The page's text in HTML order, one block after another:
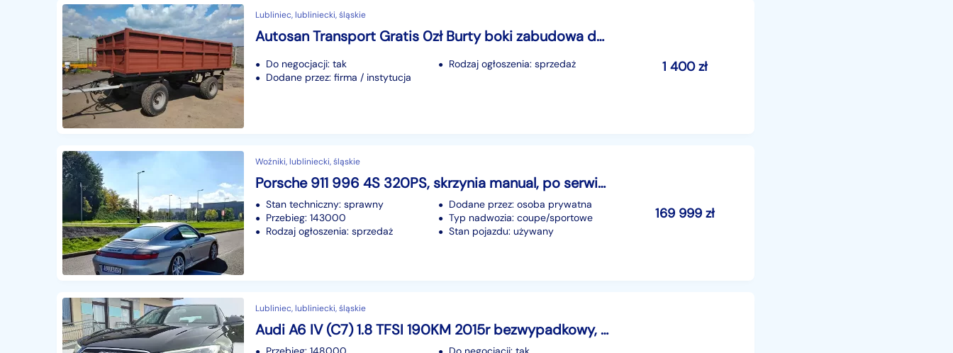
Lubliniec, lubliniecki, śląskie
Autosan Transport Gratis 0zł Burty boki zabudowa do d47 d35 d732 d50 nadstawki HL
Do negocjacji: tak
Dodane przez: firma / instytucja
Rodzaj ogłoszenia: sprzedaż 1 400zł
Woźniki, lubliniecki, śląskie
Porsche 911 996 4S 320PS, skrzynia manual, po serwisie
Stan techniczny: sprawny
Przebieg: 143000
Rodzaj ogłoszenia: sprzedaż
Dodane przez: osoba prywatna
Typ nadwozia: coupe/sportowe
Stan pojazdu: używany
169 999 zł
Lubliniec, lubliniecki, śląskie
Audi A6 IV (C7) 1.8 TFSI 190KM 2015r bezwypadkowy, zarejestrowany w PL, ASO